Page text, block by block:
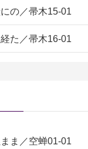
の／帚木15-01
た／帚木16-01
ま／空蝉01-01